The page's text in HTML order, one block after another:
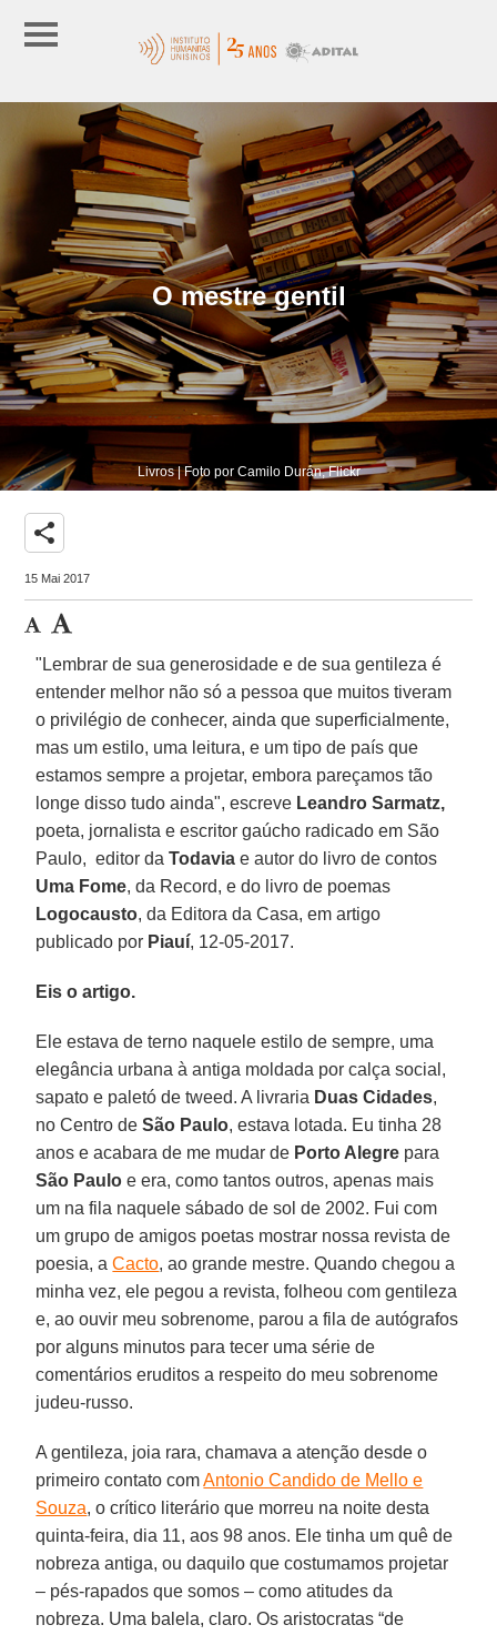
O mestre gentil
Livros | Foto por Camilo Durán, Flickr
share
15 Mai 2017
"Lembrar de sua generosidade e de sua gentileza é
entender melhor não só a pessoa que muitos tiveram
o privilégio de conhecer, ainda que superficialmente,
mas um estilo, uma leitura, e um tipo de país que
estamos sempre a projetar, embora pareçamos tão
longe disso tudo ainda", escreve Leandro Sarmatz,
poeta, jornalista e escritor gaúcho radicado em São
Paulo, editor daTodavia e autor do livro de contos
Uma Fome, da Record, e do livro de poemas
Logocausto, da Editora da Casa, em artigo
publicado por Piauí, 12-05-2017.
Eis o artigo.
Ele estava de terno naquele estilo de sempre, uma
elegância urbana à antiga moldada por calça social,
sapato e paletó de tweed. A livraria Duas Cidades,
no Centro deSão Paulo, estava lotada. Eu tinha 28
anos e acabara de me mudar de Porto Alegre para
São Paulo e era, como tantos outros, apenas mais
um na fila naquele sábado de sol de 2002. Fui com
um grupo de amigos poetas mostrar nossa revista de
poesia, aCacto, ao grande mestre. Quando chegou a
minha vez, ele pegou a revista, folheou com gentileza
e, ao ouvir meu sobrenome, parou a fila de autógrafos
por alguns minutos para tecer uma série de
comentários eruditos a respeito do meu sobrenome
judeu-russo.
A gentileza, joia rara, chamava a atenção desde o
primeiro contato comAntonio Candido de Mello e
Souza, o crítico literário que morreu na noite desta
quinta-feira, dia 11, aos 98 anos. Ele tinha um quê de
nobreza antiga, ou daquilo que costumamos projetar
– pés-rapados que somos – como atitudes da
nobreza. Uma balela, claro. Os aristocratas “de